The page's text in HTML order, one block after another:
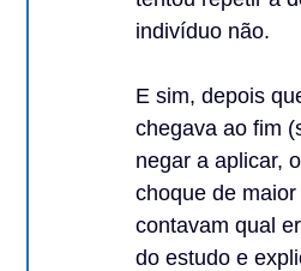
indivíduo não.
E sim, depois
chegava ao fim
negar a aplicar,
choque de
contavam qual
do estudo e